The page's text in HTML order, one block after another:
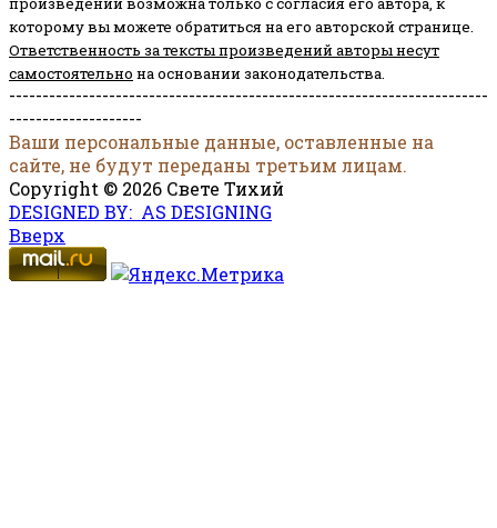
которому вы можете обратиться на его авторской странице.
Ответственность за тексты произведений авторы несут
самостоятельно на основании законодательства.
------------------------------------------------------------------------
--------------------
Ваши персональные данные, оставленные на
сайте, не будут переданы третьим лицам.
Copyright © 2026 Свете Тихий
DESIGNED BY: AS DESIGNING
Вверх